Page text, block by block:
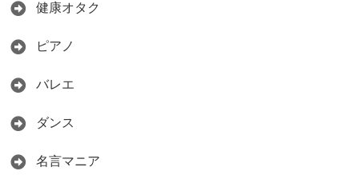
健康オタク
ピアノ
バレエ
ダンス
名言マニア